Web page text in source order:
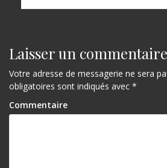
Laisser un commentaire
Votre adresse de messagerie ne sera
obligatoires sont indiqués avec *
Commentaire